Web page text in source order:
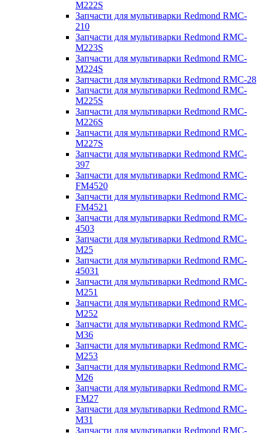
M222S
Запчасти для мультиварки Redmond RMC-
210
Запчасти для мультиварки Redmond RMC-
M223S
Запчасти для мультиварки Redmond RMC-
M224S
Запчасти для мультиварки Redmond RMC-28
Запчасти для мультиварки Redmond RMC-
M225S
Запчасти для мультиварки Redmond RMC-
M226S
Запчасти для мультиварки Redmond RMC-
M227S
Запчасти для мультиварки Redmond RMC-
397
Запчасти для мультиварки Redmond RMC-
FM4520
Запчасти для мультиварки Redmond RMC-
FM4521
Запчасти для мультиварки Redmond RMC-
4503
Запчасти для мультиварки Redmond RMC-
M25
Запчасти для мультиварки Redmond RMC-
45031
Запчасти для мультиварки Redmond RMC-
M251
Запчасти для мультиварки Redmond RMC-
M252
Запчасти для мультиварки Redmond RMC-
M36
Запчасти для мультиварки Redmond RMC-
M253
Запчасти для мультиварки Redmond RMC-
M26
Запчасти для мультиварки Redmond RMC-
FM27
Запчасти для мультиварки Redmond RMC-
M31
Запчасти для мультиварки Redmond RMC-